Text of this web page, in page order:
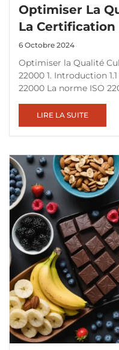
Optimiser La
La Certification
6 Octobre 2024
Optimiser la Qualité
22000 1. Introduction
22000 La norme ISO
LIRE LA SUITE